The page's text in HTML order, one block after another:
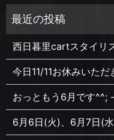
西日暮里cartスタイリ
今日11/11お休みいただ
おっともう6月です^^;
6月6日(火)、6月7日(水